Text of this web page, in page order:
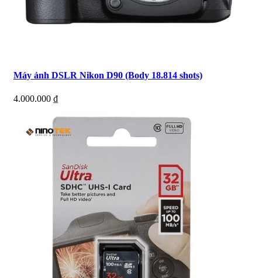
Máy ảnh DSLR Nikon D90 (Body 18.814 shots)
4.000.000 ₫